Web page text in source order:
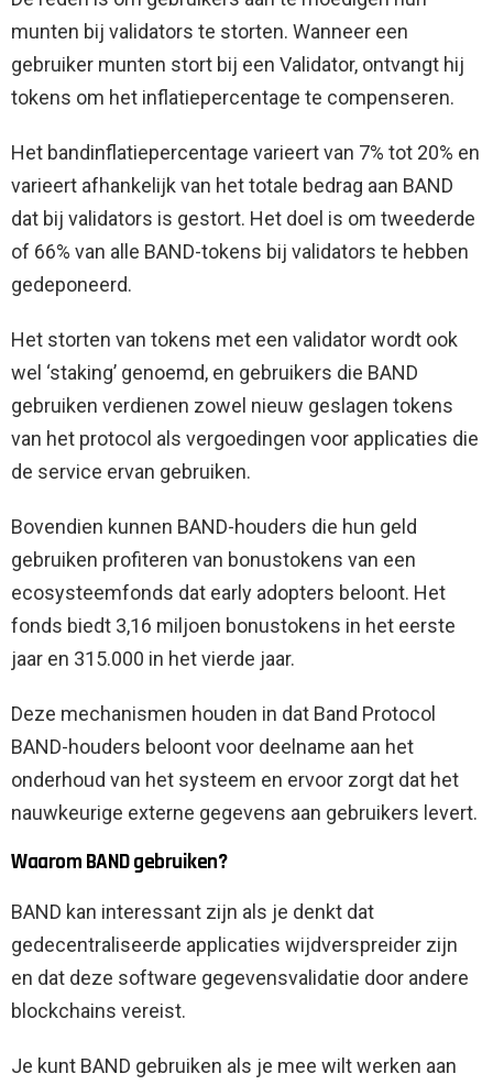
munten bij validators te storten. Wanneer een
gebruiker munten stort bij een Validator, ontvangt hij
tokens om het inflatiepercentage te compenseren.
Het bandinflatiepercentage varieert van 7% tot 20% en
varieert afhankelijk van het totale bedrag aan BAND
dat bij validators is gestort. Het doel is om tweederde
of 66% van alle BAND-tokens bij validators te hebben
gedeponeerd.
Het storten van tokens met een validator wordt ook
wel ‘staking’ genoemd, en gebruikers die BAND
gebruiken verdienen zowel nieuw geslagen tokens
van het protocol als vergoedingen voor applicaties die
de service ervan gebruiken.
Bovendien kunnen BAND-houders die hun geld
gebruiken profiteren van bonustokens van een
ecosysteemfonds dat early adopters beloont. Het
fonds biedt 3,16 miljoen bonustokens in het eerste
jaar en 315.000 in het vierde jaar.
Deze mechanismen houden in dat Band Protocol
BAND-houders beloont voor deelname aan het
onderhoud van het systeem en ervoor zorgt dat het
nauwkeurige externe gegevens aan gebruikers levert.
Waarom BAND gebruiken?
BAND kan interessant zijn als je denkt dat
gedecentraliseerde applicaties wijdverspreider zijn
en dat deze software gegevensvalidatie door andere
blockchains vereist.
Je kunt BAND gebruiken als je mee wilt werken aan